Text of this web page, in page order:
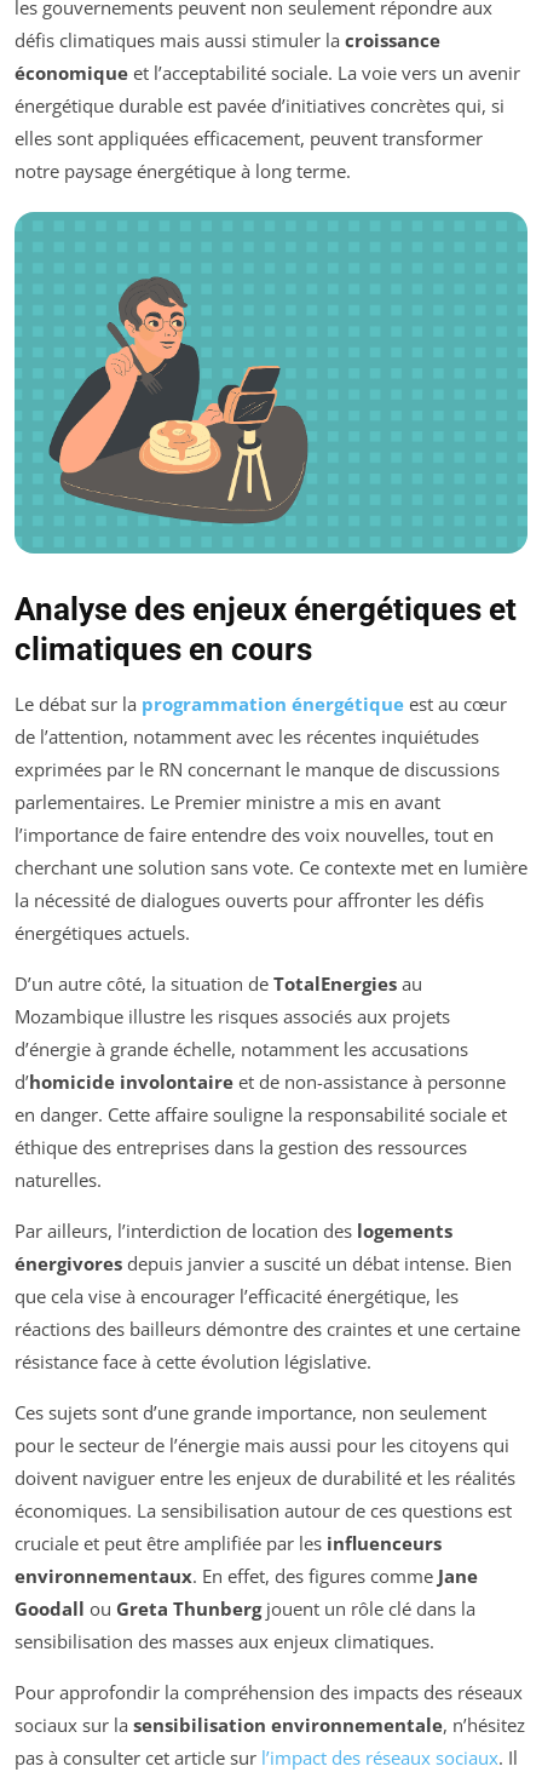
les gouvernements peuvent non seulement répondre aux
défis climatiques mais aussi stimuler la croissance
économique et l’acceptabilité sociale. La voie vers un avenir
énergétique durable est pavée d’initiatives concrètes qui, si
elles sont appliquées efficacement, peuvent transformer
notre paysage énergétique à long terme.
Analyse des enjeux énergétiques et
climatiques en cours
Le débat sur la programmation énergétique est au cœur
de l’attention, notamment avec les récentes inquiétudes
exprimées par le RN concernant le manque de discussions
parlementaires. Le Premier ministre a mis en avant
l’importance de faire entendre des voix nouvelles, tout en
cherchant une solution sans vote. Ce contexte met en lumière
la nécessité de dialogues ouverts pour affronter les défis
énergétiques actuels.
D’un autre côté, la situation de TotalEnergies au
Mozambique illustre les risques associés aux projets
d’énergie à grande échelle, notamment les accusations
d’homicide involontaire et de non-assistance à personne
en danger. Cette affaire souligne la responsabilité sociale et
éthique des entreprises dans la gestion des ressources
naturelles.
Par ailleurs, l’interdiction de location des logements
énergivores depuis janvier a suscité un débat intense. Bien
que cela vise à encourager l’efficacité énergétique, les
réactions des bailleurs démontre des craintes et une certaine
résistance face à cette évolution législative.
Ces sujets sont d’une grande importance, non seulement
pour le secteur de l’énergie mais aussi pour les citoyens qui
doivent naviguer entre les enjeux de durabilité et les réalités
économiques. La sensibilisation autour de ces questions est
cruciale et peut être amplifiée par les influenceurs
environnementaux. En effet, des figures comme Jane
Goodall ou Greta Thunbergjouent un rôle clé dans la
sensibilisation des masses aux enjeux climatiques.
Pour approfondir la compréhension des impacts des réseaux
sociaux sur la sensibilisation environnementale, n’hésitez
pas à consulter cet article sur l’impact des réseaux sociaux. Il